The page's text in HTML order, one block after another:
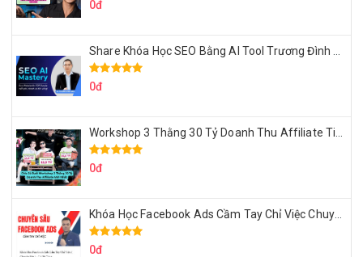
0đ
0đ
0đ
0đ